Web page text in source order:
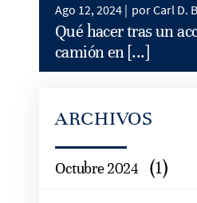
Ago 12, 2024 | por Carl D.
Qué hacer tras un
camión en [...]
ARCHIVOS
Octubre 2024 (1)